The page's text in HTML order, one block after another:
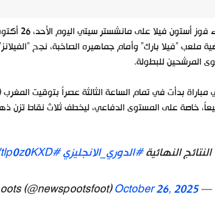
أستون فيلا على مانشستر سيتي اليوم الأحد، 26 أكتوبر 2025، ليكون بمثابة قنبلة مدوية في سباق
المرشحين للبطولة.
خاصة على المستوى الدفاعي، ليخطف ثلاث نقاط تزن
النتائج النهائية#الدوري_الانجليزي#PL
— Newspoots (@newspootsfoot)
October 26, 2025